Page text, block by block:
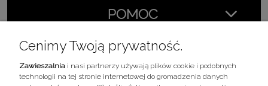
POMOC
MOJE KONTO
Cenimy Twoją prywatność.
Zawieszalnia i nasi partnerzy używają plików cookie i podobnych
technologii na tej stronie internetowej do gromadzenia danych